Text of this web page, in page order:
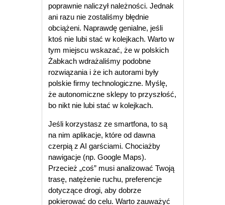
poprawnie naliczył należności. Jednak
ani razu nie zostaliśmy błędnie
obciążeni. Naprawdę genialne, jeśli
ktoś nie lubi stać w kolejkach. Warto w
tym miejscu wskazać, że w polskich
Żabkach wdrażaliśmy podobne
rozwiązania i że ich autorami były
polskie firmy technologiczne. Myślę,
że autonomiczne sklepy to przyszłość,
bo nikt nie lubi stać w kolejkach.
Jeśli korzystasz ze smartfona, to są
na nim aplikacje, które od dawna
czerpią z AI garściami. Chociażby
nawigacje (np. Google Maps).
Przecież „coś” musi analizować Twoją
trasę, natężenie ruchu, preferencje
dotyczące drogi, aby dobrze
pokierować do celu. Warto zauważyć